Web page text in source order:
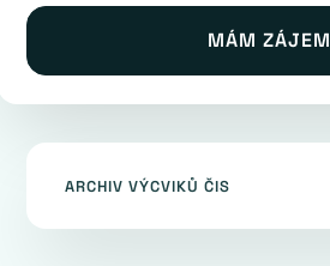
MÁM ZÁJEM
ARCHIV VÝCVIKŮ ČIS